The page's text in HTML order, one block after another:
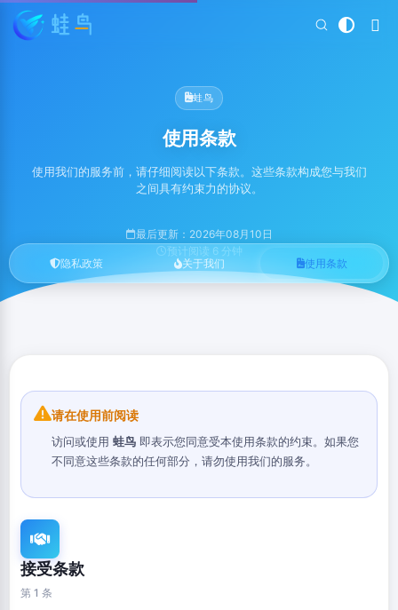
蛙鸟
使用条款
使用我们的服务前，请仔细阅读以下条款。这些条款构成您与我们
之间具有约束力的协议。
最后更新：2026年08月10日
预计阅读 6 分钟
隐私政策
关于我们 使用条款
请在使用前阅读
访问或使用 蛙鸟 即表示您同意受本使用条款的约束。如果您
不同意这些条款的任何部分，请勿使用我们的服务。
接受条款
第 1 条